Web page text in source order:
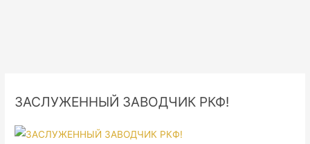
ЗАСЛУЖЕННЫЙ ЗАВОДЧИК РКФ!